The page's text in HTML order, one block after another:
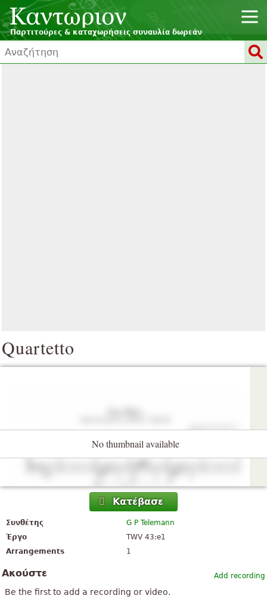
Παρτιτούρες & καταχωρήσεις συναυλία δωρεάν
Quartetto
No thumbnail available
Κατέβασε
Συνθέτης
G P Telemann
Έργο
TWV 43:e1
Arrangements
1
Add recording
Ακούστε
Be the first to add a recording or video.